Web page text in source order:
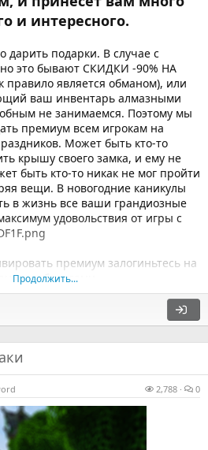
и интересного.
дарить подарки. В случае с
это бывают СКИДКИ -90% НА
правило является обманом), или
ваш инвентарь алмазными
не занимаемся. Поэтому мы
премиум всем игрокам на
Может быть кто-то
крышу своего замка, и ему не
быть кто-то никак не мог пройти
вещи. В новогодние каникулы
в жизнь все ваши грандиозные
удовольствия от игры с
премиум залогиньтесь на
с бонусами...
Продолжить...
2,788 0